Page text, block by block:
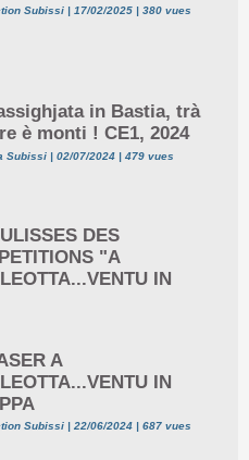
Subissi | 17/02/2025 | 380 vues
in Bastia, trà
è monti ! CE1, 2024
Subissi | 02/07/2024 | 479 vues
DES
"A
IN
A
IN
Subissi | 22/06/2024 | 687 vues